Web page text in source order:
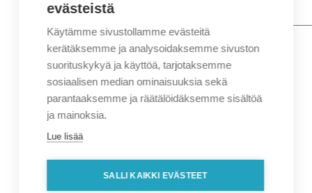
Nimi*
Etunimi
Sukunimi
Sähköposti*
Puhelin*
Osoitetiedot
Lähiosoite
evästeistä
Käytämme sivustollamme evästeitä
kerätäksemme ja analysoidaksemme sivuston
suorituskykyä ja käyttöä, tarjotaksemme
sosiaalisen median ominaisuuksia sekä
parantaaksemme ja räätälöidäksemme sisältöä
ja mainoksia.
Lue lisää
SALLI KAIKKI EVÄSTEET